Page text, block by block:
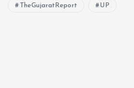
TheGujaratReport UP